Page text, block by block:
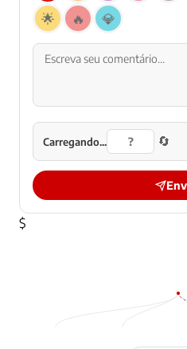
🌟
🔥 💎
Carregando... 🔄
$